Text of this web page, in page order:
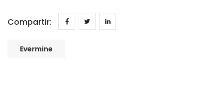
Compartir:
Evermine